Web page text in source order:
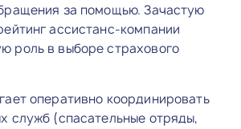
за помощью. Зачастую
ассистанс-компании
роль в выборе страхового
оперативно координировать
служб (спасательные отряды,